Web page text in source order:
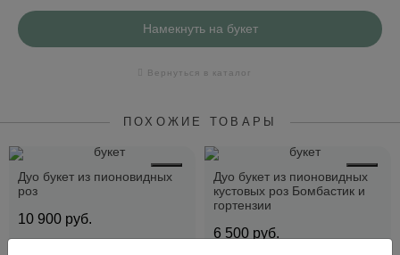
Намекнуть на букет
Вернуться в каталог
ПОХОЖИЕ ТОВАРЫ
Дуо букет из пионовидных
роз
10 900 руб.
Дуо букет из пионовидных
кустовых роз Бомбастик и
гортензии
6 500 руб.